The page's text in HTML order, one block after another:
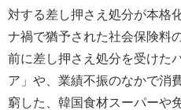
対する差し押さえ処分が本格
ナ禍で猶予された社会保険料
前に差し押さえ処分を受けた
ア」や、業績不振のなかで消
窮した、韓国食材スーパーや